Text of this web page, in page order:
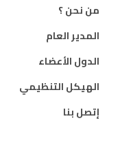
من نحن ؟
المدير العام
الدول الأعضاء
الهيكل التنظيمي
إتصل بنا